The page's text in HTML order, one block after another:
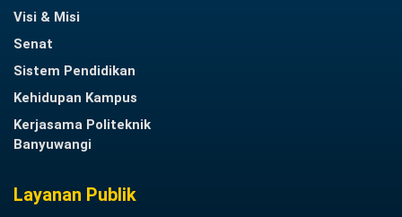
Visi & Misi
Senat
Sistem Pendidikan
Kehidupan Kampus
Kerjasama Politeknik
Banyuwangi
Layanan Publik